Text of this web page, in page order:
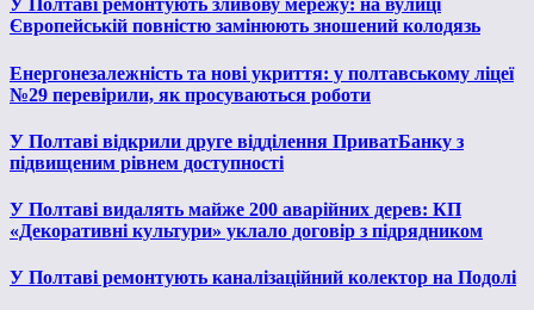
У Полтаві ремонтують зливову мережу: на вулиці
Європейській повністю замінюють зношений колодязь
Енергонезалежність та нові укриття: у полтавському ліцеї
№29 перевірили, як просуваються роботи
У Полтаві відкрили друге відділення ПриватБанку з
підвищеним рівнем доступності
У Полтаві видалять майже 200 аварійних дерев: КП
«Декоративні культури» уклало договір з підрядником
У Полтаві ремонтують каналізаційний колектор на Подолі